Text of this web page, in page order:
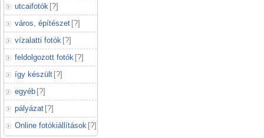
utcaifotók [?]
város, építészet [?]
vízalatti fotók [?]
feldolgozott fotók [?]
így készült [?]
egyéb [?]
pályázat [?]
Online fotókiállítások [?]